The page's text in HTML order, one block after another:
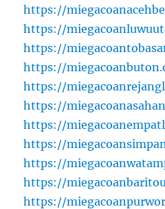
https://
https://
https://
https://
https://
https://
https://
https://
https://
https://
https://